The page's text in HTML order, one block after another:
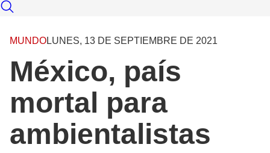
MUNDOLUNES, 13 DE SEPTIEMBRE DE 2021
México, país
mortal para
ambientalistas